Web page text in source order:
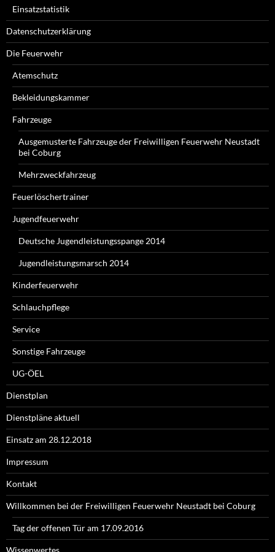
Einsatzstatistik
Datenschutzerklärung
Die Feuerwehr
Atemschutz
Bekleidungskammer
Fahrzeuge
Ausgemusterte Fahrzeuge der Freiwilligen Feuerwehr Neustadt
bei Coburg
Mehrzweckfahrzeug
Feuerlöschertrainer
Jugendfeuerwehr
Deutsche Jugendleistungsspange 2014
Jugendleistungsmarsch 2014
Kinderfeuerwehr
Schlauchpflege
Service
Sonstige Fahrzeuge
UG-ÖEL
Dienstplan
Dienstpläne aktuell
Einsatz am 28.12.2018
Impressum
Kontakt
Willkommen bei der Freiwilligen Feuerwehr Neustadt bei Coburg
Tag der offenen Tür am 17.09.2016